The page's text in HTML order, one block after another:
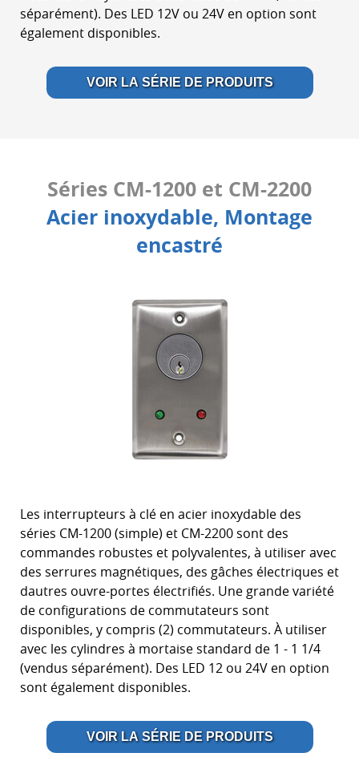
séparément). Des LED 12V ou 24V en option sont
également disponibles.
VOIR LA SÉRIE DE PRODUITS
Séries CM-1200 et CM-2200
Acier inoxydable, Montage
encastré
Les interrupteurs à clé en acier inoxydable des
séries CM-1200 (simple) et CM-2200 sont des
commandes robustes et polyvalentes, à utiliser avec
des serrures magnétiques, des gâches électriques et
dautres ouvre-portes électrifiés. Une grande variété
de configurations de commutateurs sont
disponibles, y compris (2) commutateurs. À utiliser
avec les cylindres à mortaise standard de 1 - 1 1/4
(vendus séparément). Des LED 12 ou 24V en option
sont également disponibles.
VOIR LA SÉRIE DE PRODUITS